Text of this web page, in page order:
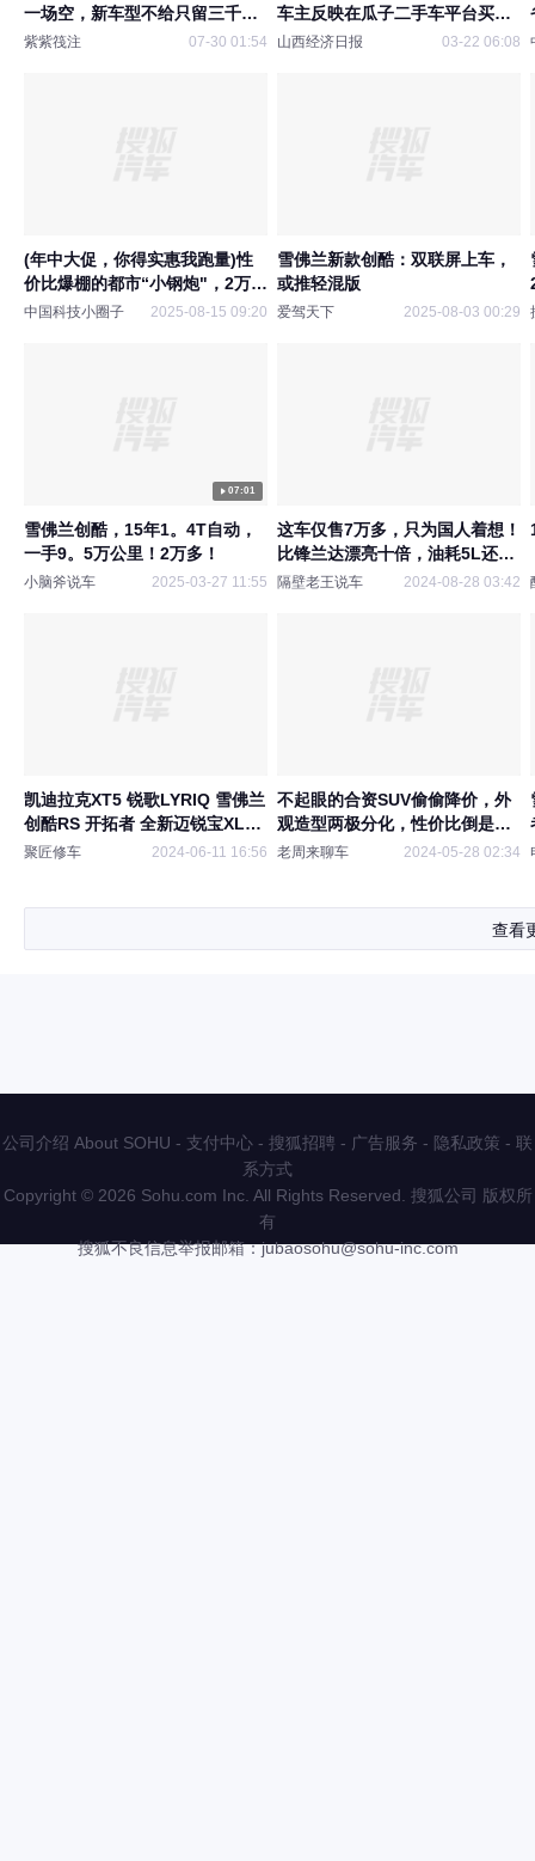
一场空，新车型不给只留三千工
程师
紫紫筏注 07-30 01:54
车主反映在瓜子二手车平台买
到“问题车”
山西经济日报 03-22 06:08
(年中大促，你得实惠我跑量)性
价比爆棚的都市“小钢炮"，2万
多！【雪佛兰 创酷 1.4T 自动两
中国科技小圈子 2025-08-15 09:20
雪佛兰新款创酷：双联屏上车，
或推轻混版
爱驾天下 2025-08-03 00:29
07:01
雪佛兰创酷，15年1。4T自动，
一手9。5万公里！2万多！
小脑斧说车 2025-03-27 11:55
这车仅售7万多，只为国人着想！
比锋兰达漂亮十倍，油耗5L还是
合资大品牌
隔壁老王说车 2024-08-28 03:42
凯迪拉克XT5 锐歌LYRIQ 雪佛兰
创酷RS 开拓者 全新迈锐宝XL维
修手册电路图2024
聚匠修车 2024-06-11 16:56
不起眼的合资SUV偷偷降价，外
观造型两极分化，性价比倒是很
高
老周来聊车 2024-05-28 02:34
查看
公司介绍 About SOHU - 支付中心 - 搜狐招聘 - 广告服务 - 隐私政策 - 联
系方式
Copyright © 2026 Sohu.com Inc. All Rights Reserved. 搜狐公司 版权所
有
搜狐不良信息举报邮箱：jubaosohu@sohu-inc.com